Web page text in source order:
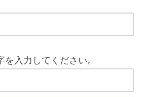
を入力してください。